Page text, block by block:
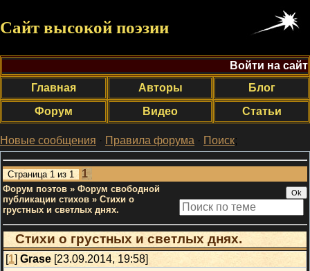
Сайт высокой поэзии
Войти на сайт
Главная
Авторы
Блог
Форум
Видео Статьи
Новые сообщения · Правила форума · Поиск;
Страница 1 из 1 1
Форум поэтов » Форум свободной
публикации стихов » Стихи о
грустных и светлых днях.
Стихи о грустных и светлых днях.
[1] Grase [23.09.2014, 19:58]